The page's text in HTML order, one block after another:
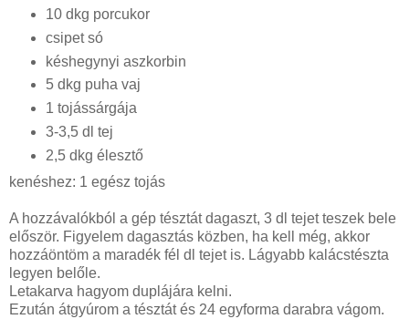
10 dkg porcukor
csipet só
késhegynyi aszkorbin
5 dkg puha vaj
1 tojássárgája
3-3,5 dl tej
2,5 dkg élesztő
kenéshez: 1 egész tojás
A hozzávalókból a gép tésztát dagaszt, 3 dl tejet teszek bele
először. Figyelem dagasztás közben, ha kell még, akkor
hozzáöntöm a maradék fél dl tejet is. Lágyabb kalácstészta
legyen belőle.
Letakarva hagyom duplájára kelni.
Ezután átgyúrom a tésztát és 24 egyforma darabra vágom.